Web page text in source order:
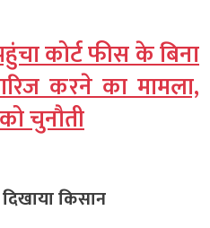
कोर्ट फीस के बिना
करने का मामला,
चुनौती
किसान